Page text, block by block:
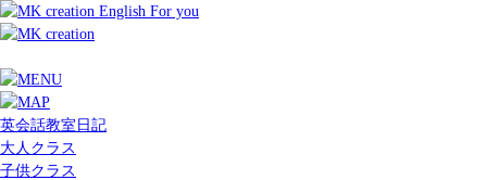
英会話教室日記
大人クラス
子供クラス